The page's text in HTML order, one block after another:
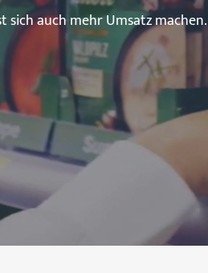
sich auch mehr Umsatz machen.